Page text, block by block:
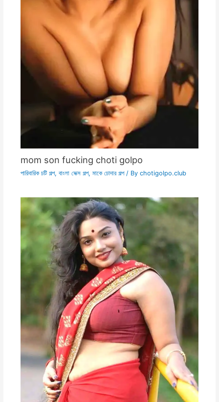
mom son fucking choti golpo
পারিবারিক চটি গল্প, বাংলা সেক্স গল্প, মাকে চোদার গল্প/ By chotigolpo.club